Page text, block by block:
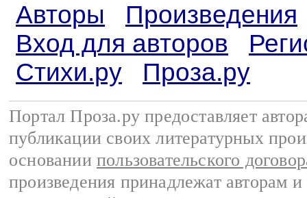
Авторы
Произведения
Вход для авторов
Стихи.ру
Проза.ру
Портал Проза.ру предоставляет
публикации своих литературных
основании пользовательского
произведения принадлежат авторам